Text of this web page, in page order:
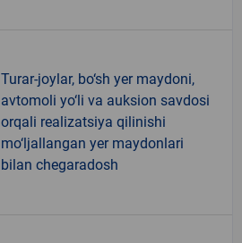
Turar-joylar, bo‘sh yer maydoni,
avtomoli yo‘li va auksion savdosi
orqali realizatsiya qilinishi
mo‘ljallangan yer maydonlari
bilan chegaradosh